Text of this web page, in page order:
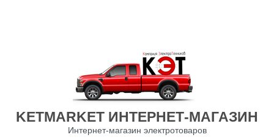
KETMARKET ИНТЕРНЕТ-МАГАЗИН
Интернет-магазин электротоваров